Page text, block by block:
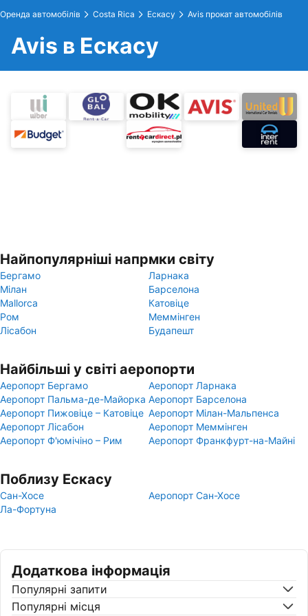
Оренда автомобілів Costa Rica Ескасу Avis прокат автомобілів
Avis в Ескасу
Найпопулярніші напрмки світу
Бергамо
Ларнака
Мілан
Барселона
Mallorca
Катовіце
Ром
Меммінген
Лісабон
Будапешт
Найбільші у світі аеропорти
Аеропорт Бергамо
Аеропорт Ларнака
Аеропорт Пальма-де-Майорка Аеропорт Барселона
Аеропорт Пижовіце – Катовіце Аеропорт Мілан-Мальпенса
Аеропорт Лісабон
Аеропорт Меммінген
Аеропорт Ф'юмічіно – Рим
Аеропорт Франкфурт-на-Майні
Поблизу Ескасу
Сан-Хосе
Аеропорт Сан-Хосе
Ла-Фортуна
Додаткова інформація
Популярні запити
Популярні місця